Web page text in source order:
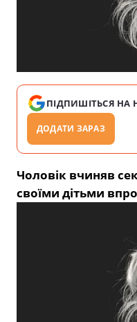
ПІДПИШІТЬСЯ НА
ДОДАТИ ЗАРАЗ
Чоловік вчиняв
своїми дітьми